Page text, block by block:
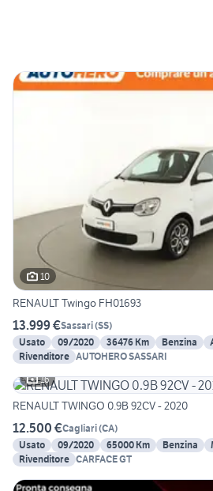
10
RENAULT Twingo FH01693
13.999 €Sassari(SS)
Usato
09/2020 36476 Km Benzina
Rivenditore AUTOHERO SASSARI
16
RENAULT TWINGO 0.9B 92CV - 2020
12.500 €Cagliari(CA)
Usato
09/2020 65000 Km Benzina
Rivenditore CARFACE GT